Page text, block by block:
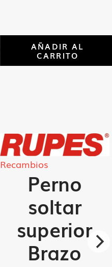
AÑADIR AL
CARRITO
Recambios
Perno
soltar
superior
Brazo